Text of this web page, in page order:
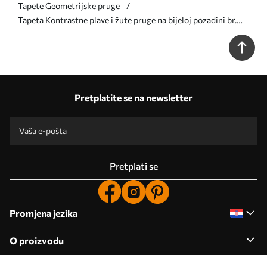
Tapete Geometrijske pruge
Tapeta Kontrastne plave i žute pruge na bijeloj pozadini br.
Pretplatite se na newsletter
Pretplati se
Promjena jezika
O proizvodu